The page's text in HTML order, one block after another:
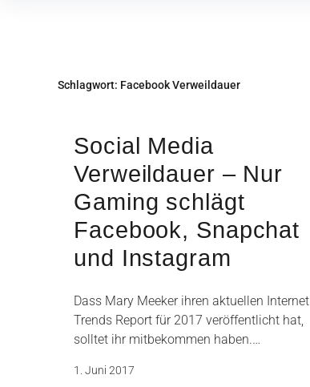
Schlagwort: Facebook Verweildauer
Social Media
Verweildauer – Nur
Gaming schlägt
Facebook, Snapchat
und Instagram
Dass Mary Meeker ihren aktuellen Internet
Trends Report für 2017 veröffentlicht hat,
solltet ihr mitbekommen haben.…
1. Juni 2017